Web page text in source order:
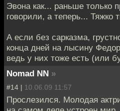
Эвона как... раньше только
говорили, а теперь... Тяжко
А если без сарказма,
конца дней на лысину
ведь у них тоже есть (или
Nomad NN »
#14 | 10.06.09 11:57
Прослезился. Молодая